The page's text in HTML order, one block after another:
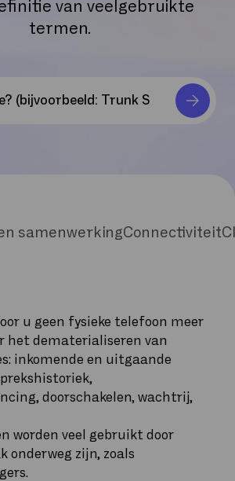
van veelgebruikte
termen.
samenwerkingConnectiviteit
u geen fysieke telefoon meer
het dematerialiseren van
inkomende en uitgaande
doorschakelen, wachtrij,
worden veel gebruikt door
onderweg zijn, zoals